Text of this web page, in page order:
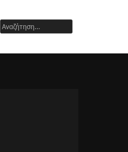
Αναζήτηση
για: